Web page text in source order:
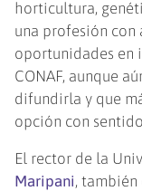
horticultura,
una profesión
oportunidades en
CONAF, aunque
difundirla y que
opción con
El rector de la
Maripani,